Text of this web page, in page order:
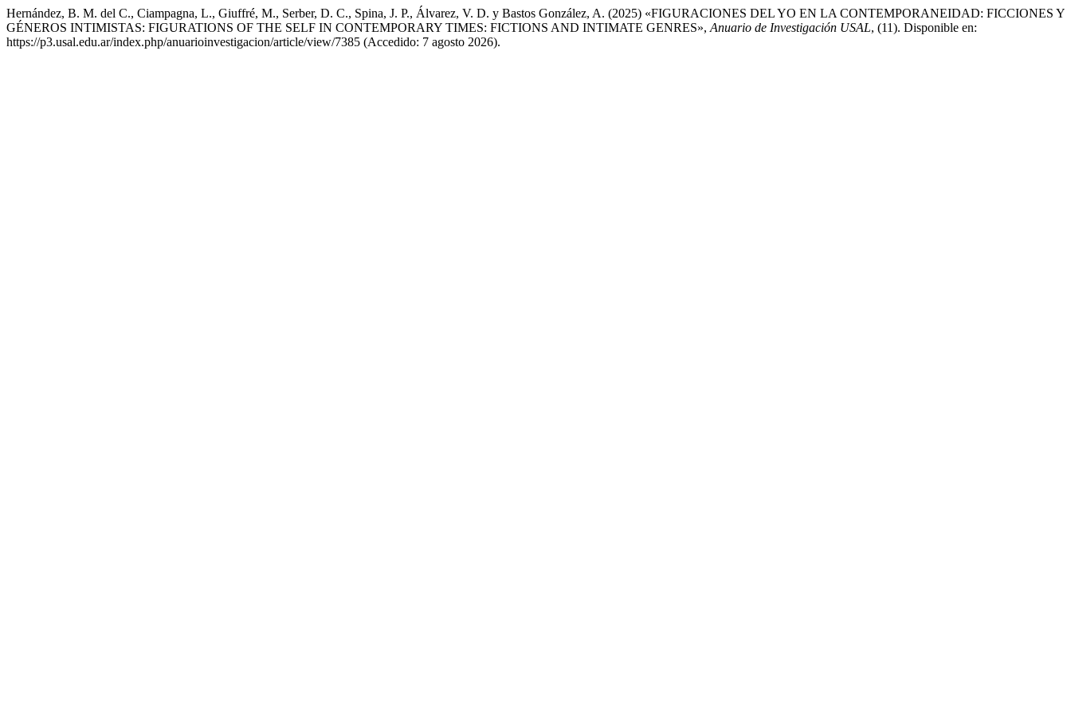
Hernández, B. M. del C., Ciampagna, L., Giuffré, M., Serber, D. C., Spina, J. P., Álvarez, V. D. y Bastos González, A. (2025) «FIGURACIONES DEL YO EN LA CONTEMPORANEIDAD: FICCIONES Y
GÉNEROS INTIMISTAS: FIGURATIONS OF THE SELF IN CONTEMPORARY TIMES: FICTIONS AND INTIMATE GENRES», Anuario de Investigación USAL, (11). Disponible en:
https://p3.usal.edu.ar/index.php/anuarioinvestigacion/article/view/7385 (Accedido: 7 agosto 2026).